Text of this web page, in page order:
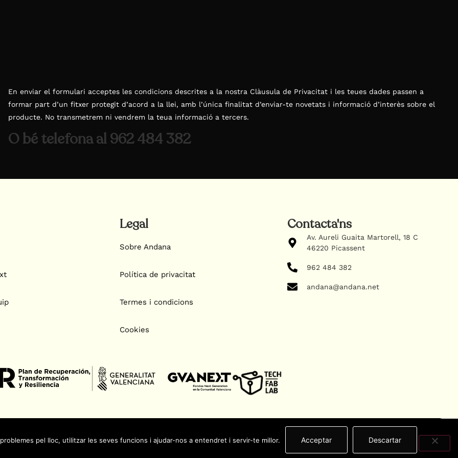
En enviar el formulari acceptes les condicions descrites a la nostra Clàusula de Privacitat i les teues dades passen a
formar part d’un fitxer protegit d’acord a la llei, amb l’única finalitat d’enviar-te novetats i informació d’interès sobre el
producte. No transmetrem ni vendrem la teua informació a tercers.
O bé telefona al 962 484 382
Legal
Sobre Andana
Política de privacitat
Termes i condicions
Cookies
Contacta'ns
Av. Aureli Guaita Martorell, 18 C
46220 Picassent
962 484 382
andana@andana.net
pel lloc, utilitzar les seves funcions i ajudar-nos a entendret i servir-te millor. Acceptar Descartar